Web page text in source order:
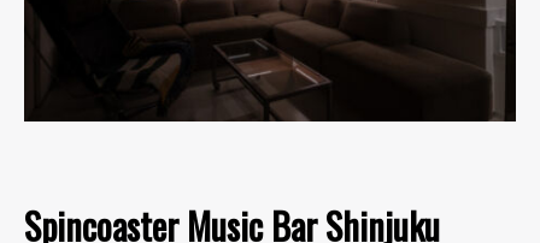
Spincoaster Music Bar Shinjuku